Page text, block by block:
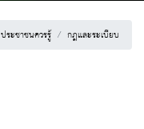
ประชาชนควรรู้ กฎและระเบียบ